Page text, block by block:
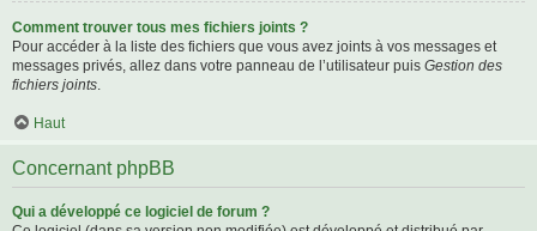
Comment trouver tous mes fichiers joints ?
Pour accéder à la liste des fichiers que vous avez joints à vos messages et
messages privés, allez dans votre panneau de l’utilisateur puis Gestion des
fichiers joints.
Haut
Concernant phpBB
Qui a développé ce logiciel de forum ?